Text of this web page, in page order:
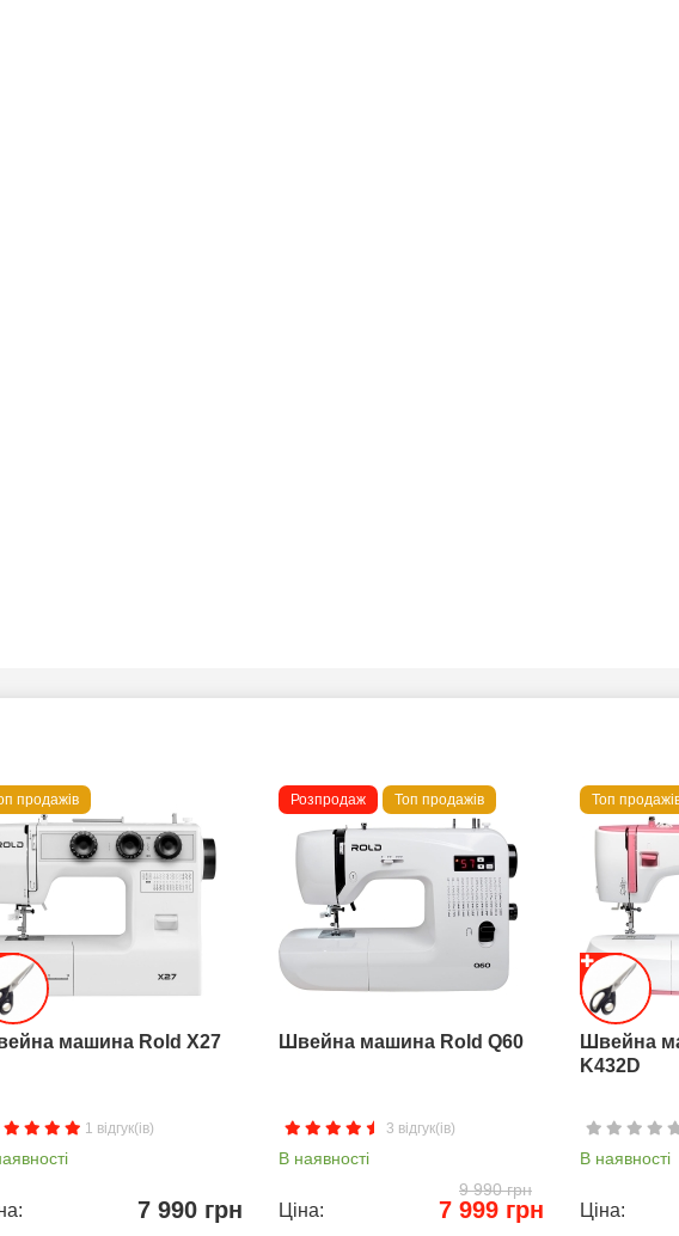
продажів
машина Rold X27
1 відгук(ів)
7 990 грн
Розпродаж Топ продажів
Швейна машина Rold Q60
3 відгук(ів)
В наявності
9 990 грн
Ціна: 7 999 грн
Топ
Швейна
K432D
В наявності
Ціна: